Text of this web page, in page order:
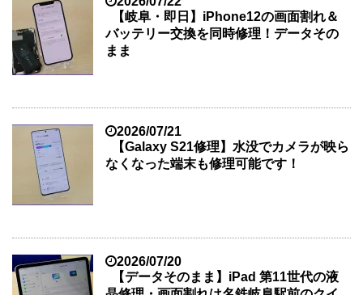
【岐阜・即日】iPhone12の画面割れ＆
バッテリー交換を同時修理！データその
まま
2026/07/21
【Galaxy S21修理】水没でカメラが映ら
なくなった端末も修理可能です！
2026/07/20
【データそのまま】iPad 第11世代の液